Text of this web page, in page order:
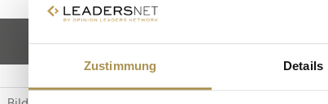
Zustimmung Details